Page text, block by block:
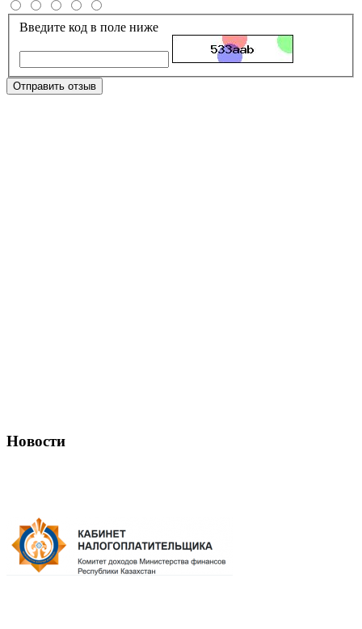
Введите код в поле ниже
Отправить отзыв
Новости